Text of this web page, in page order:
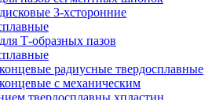
3-хсторонние
Т-образных пазов
радиусные твердосплавные
с механическим
твердосплавны хпластин